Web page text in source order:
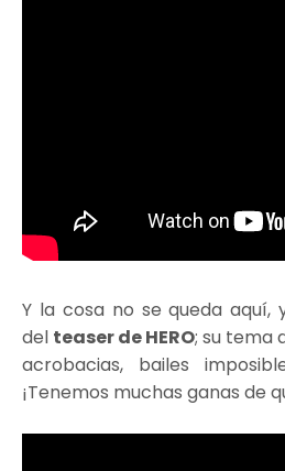
Y la cosa no se queda aquí,
del teaser de HERO; su tema
acrobacias, bailes
¡Tenemos muchas ganas de